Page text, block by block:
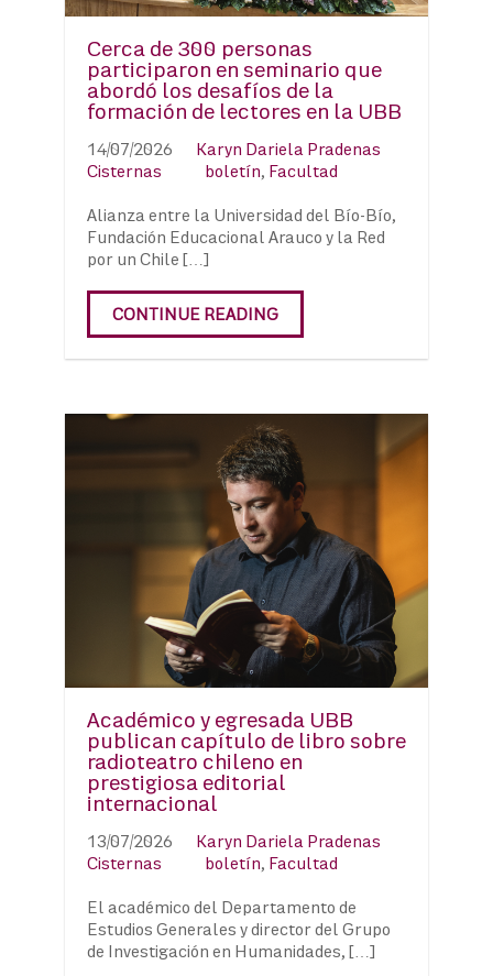
Cerca de 300 personas
participaron en seminario que
abordó los desafíos de la
formación de lectores en la UBB
14/07/2026
Karyn Dariela Pradenas
Cisternas
boletín, Facultad
Alianza entre la Universidad del Bío-Bío,
Fundación Educacional Arauco y la Red
por un Chile […]
CONTINUE READING
Académico y egresada UBB
publican capítulo de libro sobre
radioteatro chileno en
prestigiosa editorial
internacional
13/07/2026
Karyn Dariela Pradenas
Cisternas
boletín, Facultad
El académico del Departamento de
Estudios Generales y director del Grupo
de Investigación en Humanidades, […]